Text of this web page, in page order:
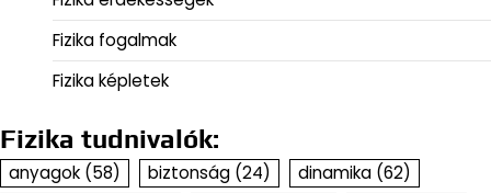
Fizika fogalmak
Fizika képletek
Fizika tudnivalók:
anyagok (58) biztonság (24) dinamika (62)